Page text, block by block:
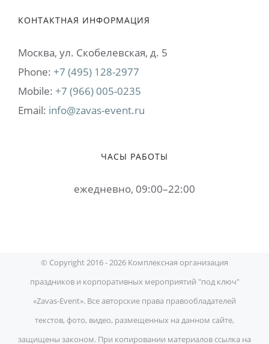
КОНТАКТНАЯ ИНФОРМАЦИЯ
Москва, ул. Cкобелевская, д. 5
Phone: +7 (495) 128-2977
Mobile: +7 (966) 005-0235
Email: info@zavas-event.ru
ЧАСЫ РАБОТЫ
ежедневно, 09:00–22:00
© Copyright 2016 -2026 Комплексная организация
праздников и корпоративных мероприятий "под ключ"
«Zavas-Event». Все авторские права правообладателей
текстов, фото, видео, размещенных на данном сайте,
защищены законом. При копировании материалов ссылка на